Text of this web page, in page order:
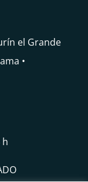
el Grande
•
h